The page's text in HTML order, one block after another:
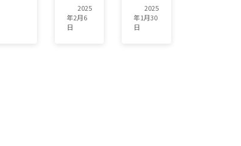
2025
年2月6
日
2025
年1月30
日